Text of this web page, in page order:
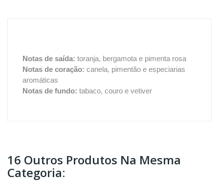
Notas de saída: toranja, bergamota e pimenta rosa
Notas de coração: canela, pimentão e especiarias
aromáticas
Notas de fundo: tabaco, couro e vetiver
16 Outros Produtos Na Mesma
Categoria: